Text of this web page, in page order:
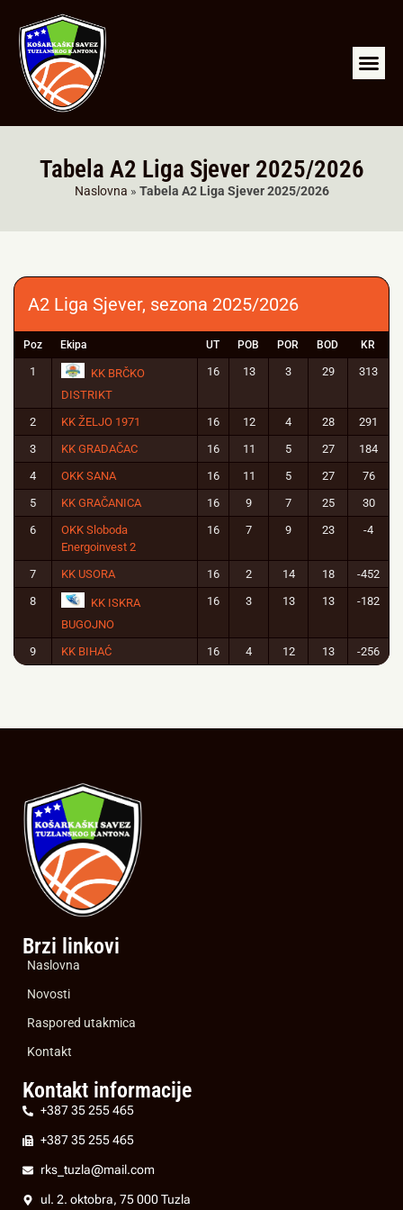
Tabela A2 Liga Sjever 2025/2026
Naslovna » Tabela A2 Liga Sjever 2025/2026
A2 Liga Sjever, sezona 2025/2026
Poz Ekipa UT POB POR BOD KR
1
KK BRČKO
DISTRIKT
16 13 3 29 313
2 KK ŽELJO 1971 16 12 4 28
291
3
KK GRADAČAC 16 11 5 27
184
4
OKK SANA 16 11 5 27
76
5
KK GRAČANICA 16 9 7 25
30
6
OKK Sloboda
Energoinvest 2
16 7 9 23 -4
7 KK USORA 16 2 14 18
-452
8
KK ISKRA
BUGOJNO
16 3 13 13 -182
9 KK BIHAĆ 16 4 12 13 -256
Brzi linkovi
Naslovna
Novosti
Raspored utakmica
Kontakt
Kontakt informacije
+387 35 255 465
+387 35 255 465
rks_tuzla@mail.com
ul. 2. oktobra, 75 000 Tuzla